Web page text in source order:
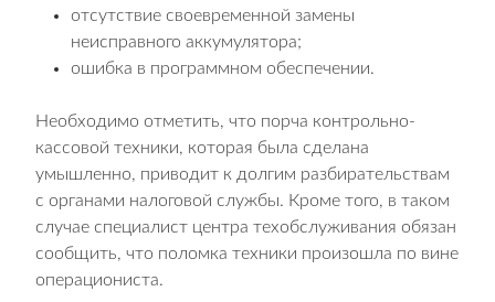
отсутствие своевременной замены
неисправного аккумулятора;
ошибка в программном обеспечении.
Необходимо отметить, что порча контрольно-
кассовой техники, которая была сделана
умышленно, приводит к долгим разбирательствам
с органами налоговой службы. Кроме того, в таком
случае специалист центра техобслуживания обязан
сообщить, что поломка техники произошла по вине
операциониста.